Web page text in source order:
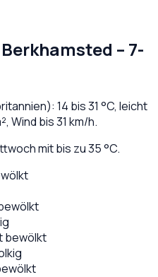
Berkhamsted – 7-
): 14 bis31 °C, leicht
Wind bis31 km/h.
mit bis zu 35 °C.
bewölkt